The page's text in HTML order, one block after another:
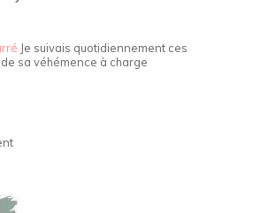
Je suivais quotidiennement ces
sa véhémence à charge